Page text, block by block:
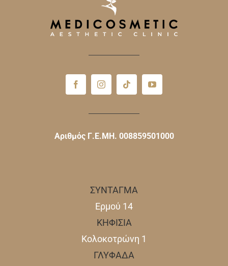
Αριθμός Γ.Ε.ΜΗ. 008859501000
ΣΥΝΤΑΓΜΑ
Ερμού 14
ΚΗΦΙΣΙΑ
Κολοκοτρώνη 1
ΓΛΥΦΑΔΑ